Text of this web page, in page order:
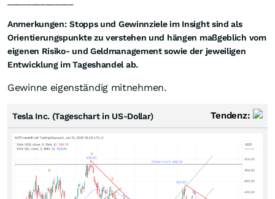
Anmerkungen: Stopps und Gewinnziele im Insight sind als
Orientierungspunkte zu verstehen und hängen maßgeblich vom
eigenen Risiko- und Geldmanagement sowie der jeweiligen
Entwicklung im Tageshandel ab.
Gewinne eigenständig mitnehmen.
Tesla Inc. (Tageschart in US-Dollar) Tendenz: